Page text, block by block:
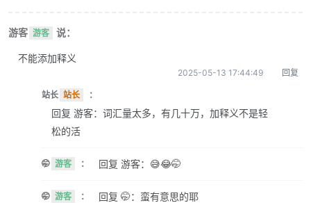
游客 游客 说：
不能添加释义
2025-05-13 17:44:49 回复
站长 站长 ：
回复 游客：词汇量太多，有几十万，加释义不是轻
松的活
🤭 游客 ： 回复 游客：😅😂🤭
🤭 游客 ： 回复 🤭：蛮有意思的耶